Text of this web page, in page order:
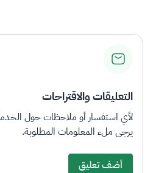
التعليقات والاقتراحات
لأي استفسار أو ملاحظات حول
يرجى ملء المعلومات المطلوبة.
أضف تعليق